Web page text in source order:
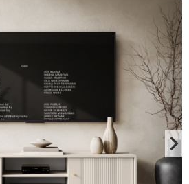
keyboard_arrow_right